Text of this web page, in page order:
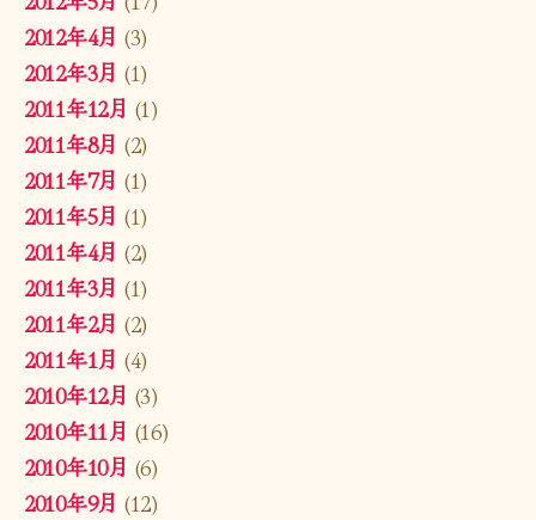
2012年4月 (3)
2012年3月 (1)
2011年12月 (1)
2011年8月 (2)
2011年7月 (1)
2011年5月 (1)
2011年4月 (2)
2011年3月 (1)
2011年2月 (2)
2011年1月 (4)
2010年12月 (3)
2010年11月 (16)
2010年10月 (6)
2010年9月 (12)